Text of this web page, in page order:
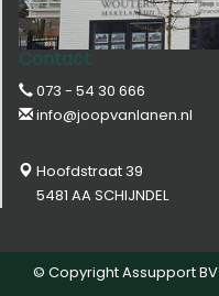
Contact
073 - 54 30 666
info@joopvanlanen.nl
Hoofdstraat 39
5481 AA SCHIJNDEL
© CopyrightAssupport BV